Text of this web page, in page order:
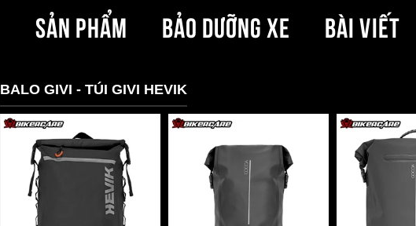
SẢN PHẨM BẢO DƯỠNG XE BÀI VIẾT
BALO GIVI - TÚI GIVI HEVIK